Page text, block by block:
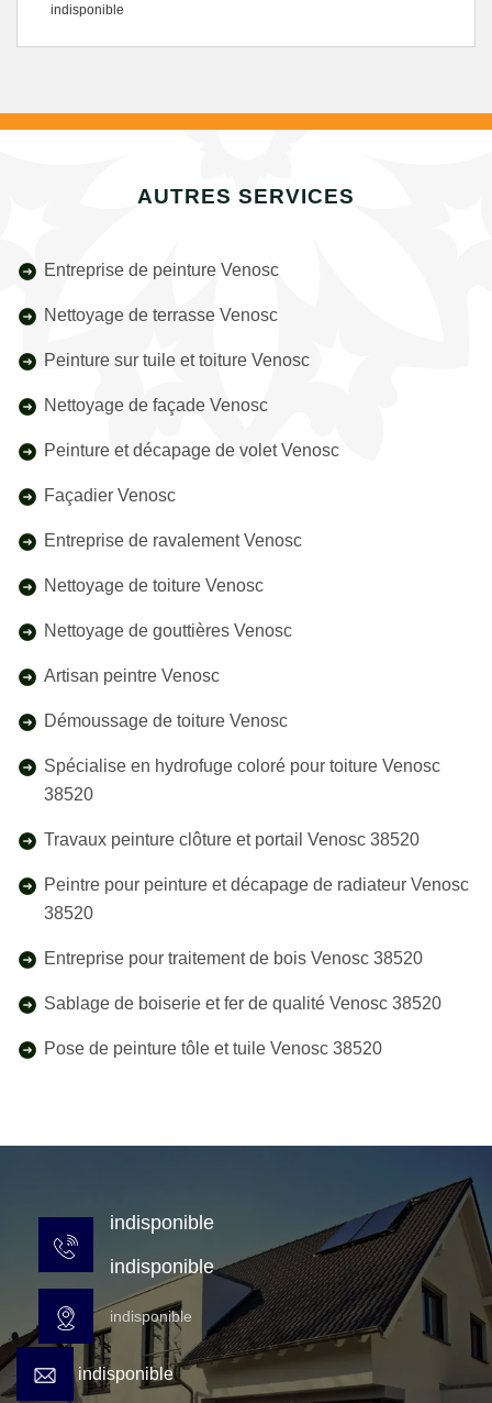
indisponible
AUTRES SERVICES
Entreprise de peinture Venosc
Nettoyage de terrasse Venosc
Peinture sur tuile et toiture Venosc
Nettoyage de façade Venosc
Peinture et décapage de volet Venosc
Façadier Venosc
Entreprise de ravalement Venosc
Nettoyage de toiture Venosc
Nettoyage de gouttières Venosc
Artisan peintre Venosc
Démoussage de toiture Venosc
Spécialise en hydrofuge coloré pour toiture Venosc
38520
Travaux peinture clôture et portail Venosc 38520
Peintre pour peinture et décapage de radiateur Venosc
38520
Entreprise pour traitement de bois Venosc 38520
Sablage de boiserie et fer de qualité Venosc 38520
Pose de peinture tôle et tuile Venosc 38520
indisponible
indisponible
indisponible
indisponible